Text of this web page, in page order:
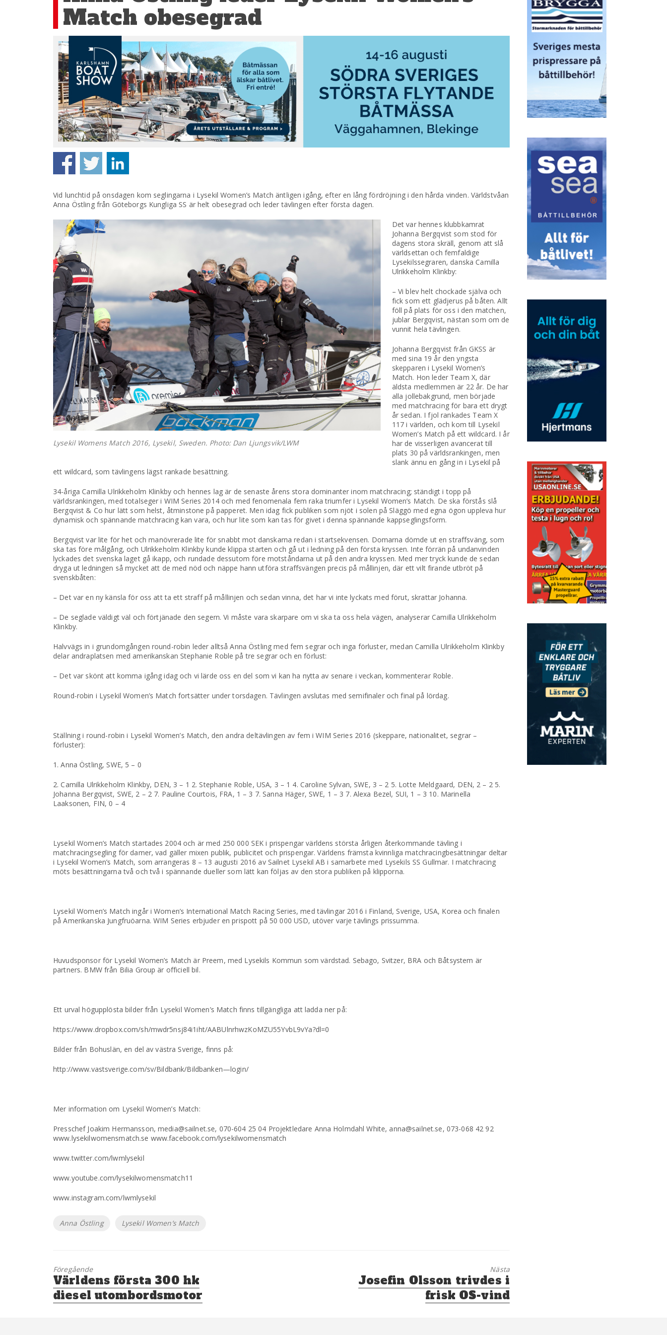
Match obesegrad
Vid lunchtid på onsdagen kom seglingarna i Lysekil Women’s Match äntligen igång, efter en lång fördröjning i den hårda vinden. Världstvåan
Anna Östling från Göteborgs Kungliga SS är helt obesegrad och leder tävlingen efter första dagen.
Lysekil Womens Match 2016, Lysekil, Sweden. Photo: Dan Ljungsvik/LWM
Det var hennes klubbkamrat
Johanna Bergqvist som stod för
dagens stora skräll, genom att slå
världsettan och femfaldige
Lysekilssegraren, danska Camilla
Ulrikkeholm Klinkby:
– Vi blev helt chockade själva och
fick som ett glädjerus på båten. Allt
föll på plats för oss i den matchen,
jublar Bergqvist, nästan som om de
vunnit hela tävlingen.
Johanna Bergqvist från GKSS är
med sina 19 år den yngsta
skepparen i Lysekil Women’s
Match. Hon leder Team X, där
äldsta medlemmen är 22 år. De har
alla jollebakgrund, men började
med matchracing för bara ett drygt
år sedan. I fjol rankades Team X
117 i världen, och kom till Lysekil
Women’s Match på ett wildcard. I år
har de visserligen avancerat till
plats 30 på världsrankingen, men
slank ännu en gång in i Lysekil på
ett wildcard, som tävlingens lägst rankade besättning.
34-åriga Camilla Ulrikkeholm Klinkby och hennes lag är de senaste årens stora dominanter inom matchracing; ständigt i topp på
världsrankingen, med totalseger i WIM Series 2014 och med fenomenala fem raka triumfer i Lysekil Women’s Match. De ska förstås slå
Bergqvist & Co hur lätt som helst, åtminstone på papperet. Men idag fick publiken som njöt i solen på Släggö med egna ögon uppleva hur
dynamisk och spännande matchracing kan vara, och hur lite som kan tas för givet i denna spännande kappseglingsform.
Bergqvist var lite för het och manövrerade lite för snabbt mot danskarna redan i startsekvensen. Domarna dömde ut en straffsväng, som
ska tas före målgång, och Ulrikkeholm Klinkby kunde klippa starten och gå ut i ledning på den första kryssen. Inte förrän på undanvinden
lyckades det svenska laget gå ikapp, och rundade dessutom före motståndarna ut på den andra kryssen. Med mer tryck kunde de sedan
dryga ut ledningen så mycket att de med nöd och näppe hann utföra straffsvängen precis på mållinjen, där ett vilt firande utbröt på
svenskbåten:
– Det var en ny känsla för oss att ta ett straff på mållinjen och sedan vinna, det har vi inte lyckats med förut, skrattar Johanna.
– De seglade väldigt väl och förtjänade den segern. Vi måste vara skarpare om vi ska ta oss hela vägen, analyserar Camilla Ulrikkeholm
Klinkby.
Halvvägs in i grundomgången round-robin leder alltså Anna Östling med fem segrar och inga förluster, medan Camilla Ulrikkeholm Klinkby
delar andraplatsen med amerikanskan Stephanie Roble på tre segrar och en förlust:
– Det var skönt att komma igång idag och vi lärde oss en del som vi kan ha nytta av senare i veckan, kommenterar Roble.
Round-robin i Lysekil Women’s Match fortsätter under torsdagen. Tävlingen avslutas med semifinaler och final på lördag.
Ställning i round-robin i Lysekil Women’s Match, den andra deltävlingen av fem i WIM Series 2016 (skeppare, nationalitet, segrar –
förluster):
1. Anna Östling, SWE, 5 – 0
2. Camilla Ulrikkeholm Klinkby, DEN, 3 – 1 2. Stephanie Roble, USA, 3 – 1 4. Caroline Sylvan, SWE, 3 – 2 5. Lotte Meldgaard, DEN, 2 – 2 5.
Johanna Bergqvist, SWE, 2 – 2 7. Pauline Courtois, FRA, 1 – 3 7. Sanna Häger, SWE, 1 – 3 7. Alexa Bezel, SUI, 1 – 3 10. Marinella
Laaksonen, FIN, 0 – 4
Lysekil Women’s Match startades 2004 och är med 250 000 SEK i prispengar världens största årligen återkommande tävling i
matchracingsegling för damer, vad gäller mixen publik, publicitet och prispengar. Världens främsta kvinnliga matchracingbesättningar deltar
i Lysekil Women’s Match, som arrangeras 8 – 13 augusti 2016 av Sailnet Lysekil AB i samarbete med Lysekils SS Gullmar. I matchracing
möts besättningarna två och två i spännande dueller som lätt kan följas av den stora publiken på klipporna.
Lysekil Women’s Match ingår i Women’s International Match Racing Series, med tävlingar 2016 i Finland, Sverige, USA, Korea och finalen
på Amerikanska Jungfruöarna. WIM Series erbjuder en prispott på 50 000 USD, utöver varje tävlings prissumma.
Huvudsponsor för Lysekil Women’s Match är Preem, med Lysekils Kommun som värdstad. Sebago, Svitzer, BRA och Båtsystem är
partners. BMW från Bilia Group är officiell bil.
Ett urval högupplösta bilder från Lysekil Women’s Match finns tillgängliga att ladda ner på:
https://www.dropbox.com/sh/mwdr5nsj84i1iht/AABUlnrhwzKoMZU55YvbL9vYa?dl=0
Bilder från Bohuslän, en del av västra Sverige, finns på:
http://www.vastsverige.com/sv/Bildbank/Bildbanken—login/
Mer information om Lysekil Women’s Match:
Presschef Joakim Hermansson, media@sailnet.se, 070-604 25 04 Projektledare Anna Holmdahl White, anna@sailnet.se, 073-068 42 92
www.lysekilwomensmatch.se www.facebook.com/lysekilwomensmatch
www.twitter.com/lwmlysekil
www.youtube.com/lysekilwomensmatch11
www.instagram.com/lwmlysekil
Etiketter
Anna Östling Lysekil Women’s Match
Föregående
Föregående
inlägg:
Världens första 300 hk
diesel utombordsmotor
Nästa
Nästa
inlägg:
Josefin Olsson trivdes i
frisk OS-vind